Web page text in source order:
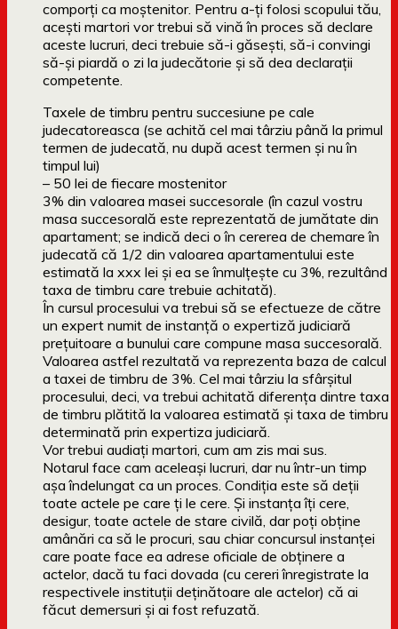
comporți ca moștenitor. Pentru a-ți folosi scopului tău,
acești martori vor trebui să vină în proces să declare
aceste lucruri, deci trebuie să-i găsești, să-i convingi
să-și piardă o zi la judecătorie și să dea declarații
competente.
Taxele de timbru pentru succesiune pe cale
judecatoreasca (se achită cel mai târziu până la primul
termen de judecată, nu după acest termen și nu în
timpul lui)
– 50 lei de fiecare mostenitor
3% din valoarea masei succesorale (în cazul vostru
masa succesorală este reprezentată de jumătate din
apartament; se indică deci o în cererea de chemare în
judecată că 1/2 din valoarea apartamentului este
estimată la xxx lei și ea se înmulțește cu 3%, rezultând
taxa de timbru care trebuie achitată).
În cursul procesului va trebui să se efectueze de către
un expert numit de instanță o expertiză judiciară
prețuitoare a bunului care compune masa succesorală.
Valoarea astfel rezultată va reprezenta baza de calcul
a taxei de timbru de 3%. Cel mai târziu la sfârșitul
procesului, deci, va trebui achitată diferența dintre taxa
de timbru plătită la valoarea estimată și taxa de timbru
determinată prin expertiza judiciară.
Vor trebui audiați martori, cum am zis mai sus.
Notarul face cam aceleași lucruri, dar nu într-un timp
așa îndelungat ca un proces. Condiția este să deții
toate actele pe care ți le cere. Și instanța îți cere,
desigur, toate actele de stare civilă, dar poți obține
amânări ca să le procuri, sau chiar concursul instanței
care poate face ea adrese oficiale de obținere a
actelor, dacă tu faci dovada (cu cereri înregistrate la
respectivele instituții deținătoare ale actelor) că ai
făcut demersuri și ai fost refuzată.